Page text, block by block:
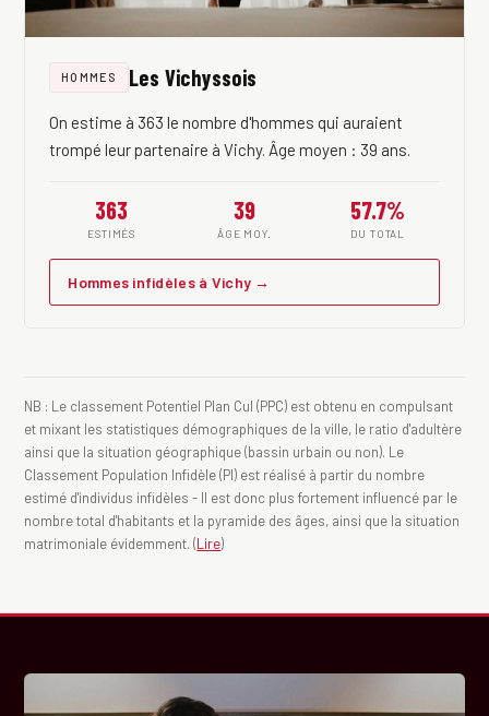
HOMMES Les Vichyssois
On estime à 363 le nombre d'hommes qui auraient
trompé leur partenaire à Vichy. Âge moyen : 39 ans.
363
ESTIMÉS
39
ÂGE MOY.
57.7%
DU TOTAL
Hommes infidèles à Vichy →
NB : Le classement Potentiel Plan Cul (PPC) est obtenu en compulsant
et mixant les statistiques démographiques de la ville, le ratio d'adultère
ainsi que la situation géographique (bassin urbain ou non). Le
Classement Population Infidèle (PI) est réalisé à partir du nombre
estimé d'individus infidèles - Il est donc plus fortement influencé par le
nombre total d'habitants et la pyramide des âges, ainsi que la situation
matrimoniale évidemment. (Lire)